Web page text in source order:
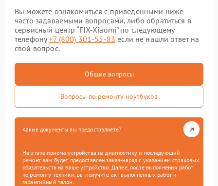
Вы можете ознакомиться с приведенными ниже
часто задаваемыми вопросами, либо обратиться в
сервисный центр “FIX-Xiaomi” по следующему
телефону+7 (800) 301-55-83 если не нашли ответ на
свой вопрос.
Общие вопросы
Вопросы по ремонту ноутбуков
Какие документы вы предоставляете?
На этапе приема устройства на диагностику и последующий
ремонт вам будет предоставлен заказ-наряд с указанием страховых
обязательств на ваше устройство. Далее, после выполнения работ
по ремонту техники, вы получите акт выполненных работ и
гарантийный талон.